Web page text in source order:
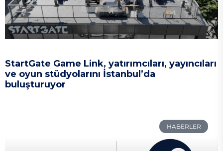
StartGate Game Link, yatırımcıları, yayıncıları
ve oyun stüdyolarını İstanbul’da
buluşturuyor
HABERLER